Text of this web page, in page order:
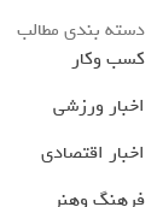
دسته بندی مطالب
کسب وکار
اخبار ورزشی
اخبار اقتصادی
فرهنگ وهنر